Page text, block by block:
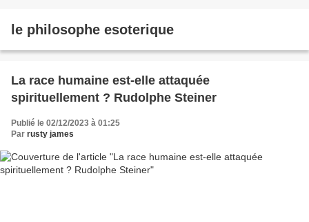
le philosophe esoterique
La race humaine est-elle attaquée
spirituellement ? Rudolphe Steiner
Publié le 02/12/2023 à 01:25
Par rusty james